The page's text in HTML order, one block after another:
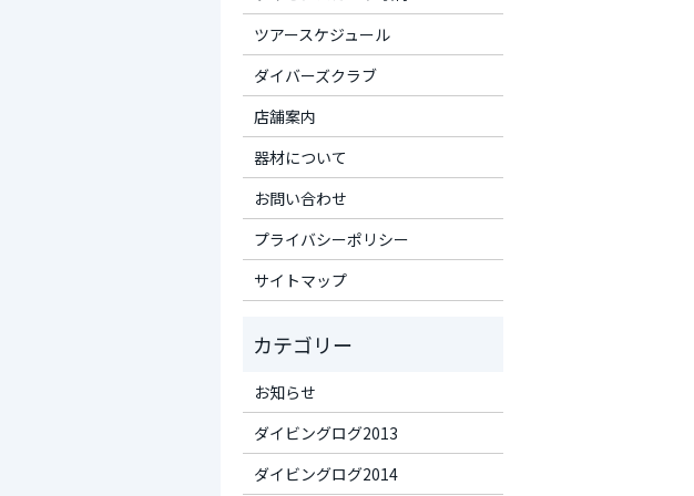
ツアースケジュール
ダイバーズクラブ
店舗案内
器材について
お問い合わせ
プライバシーポリシー
サイトマップ
お知らせ
ダイビングログ2013
ダイビングログ2014